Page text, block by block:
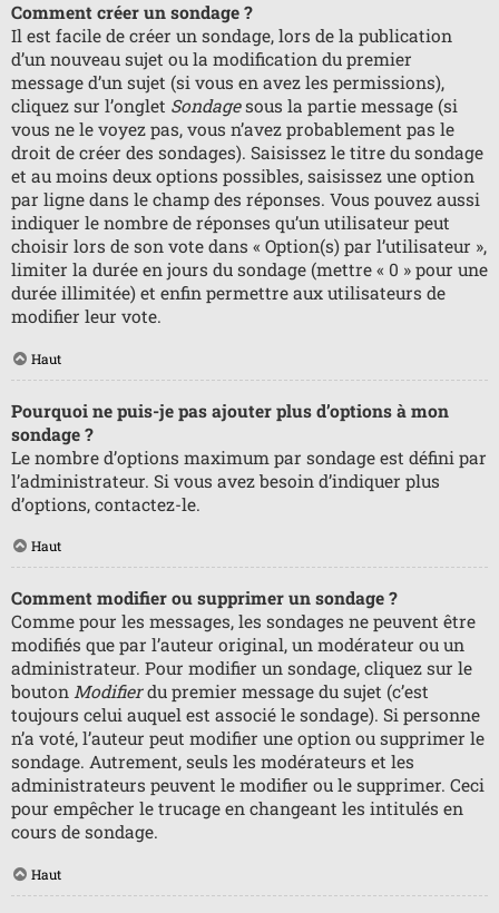
Comment créer un sondage ?
Il est facile de créer un sondage, lors de la publication
d’un nouveau sujet ou la modification du premier
message d’un sujet (si vous en avez les permissions),
cliquez sur l’onglet Sondagesous la partie message (si
vous ne le voyez pas, vous n’avez probablement pas le
droit de créer des sondages). Saisissez le titre du sondage
et au moins deux options possibles, saisissez une option
par ligne dans le champ des réponses. Vous pouvez aussi
indiquer le nombre de réponses qu’un utilisateur peut
choisir lors de son vote dans « Option(s) par l’utilisateur »,
limiter la durée en jours du sondage (mettre « 0 » pour une
durée illimitée) et enfin permettre aux utilisateurs de
modifier leur vote.
Haut
Pourquoi ne puis-je pas ajouter plus d’options à mon
sondage ?
Le nombre d’options maximum par sondage est défini par
l’administrateur. Si vous avez besoin d’indiquer plus
d’options, contactez-le.
Haut
Comment modifier ou supprimer un sondage ?
Comme pour les messages, les sondages ne peuvent être
modifiés que par l’auteur original, un modérateur ou un
administrateur. Pour modifier un sondage, cliquez sur le
bouton Modifierdu premier message du sujet (c’est
toujours celui auquel est associé le sondage). Si personne
n’a voté, l’auteur peut modifier une option ou supprimer le
sondage. Autrement, seuls les modérateurs et les
administrateurs peuvent le modifier ou le supprimer. Ceci
pour empêcher le trucage en changeant les intitulés en
cours de sondage.
Haut